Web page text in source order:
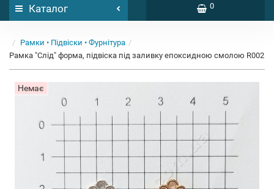
Каталог 0
Рамки • Підвіски • Фурнітура
Рамка "Слід" форма, підвіска під заливку епоксидною смолою R002
Немає